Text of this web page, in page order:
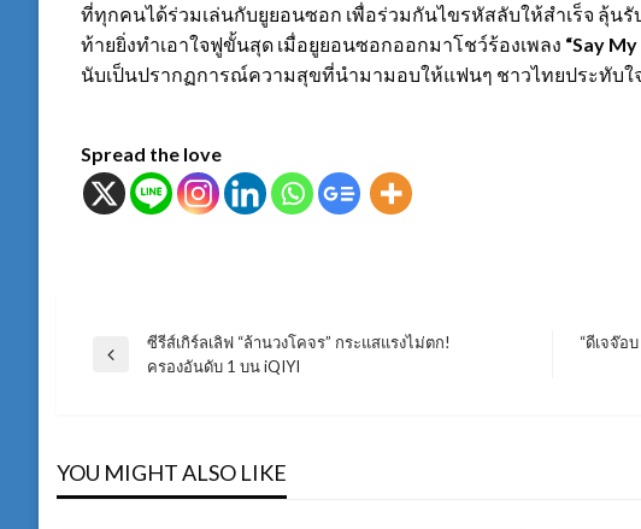
ที่ทุกคนได้ร่วมเล่นกับยูยอนซอก เพื่อร่วมกันไขรหัสลับให้สำเร็จ ลุ้น
ท้ายยิ่งทำเอาใจฟูขั้นสุด เมื่อยูยอนซอกออกมาโชว์ร้องเพลง “Say My
นับเป็นปรากฏการณ์ความสุขที่นำมามอบให้แฟนๆ ชาวไทยประทับใ
Spread the love
แนะแนว
Previous
ซีรีส์เกิร์ลเลิฟ “ล้านวงโคจร” กระแสแรงไม่ตก!
ครองอันดับ 1 บน iQIYI
“ดีเจจ๊อ
YOU MIGHT ALSO LIKE